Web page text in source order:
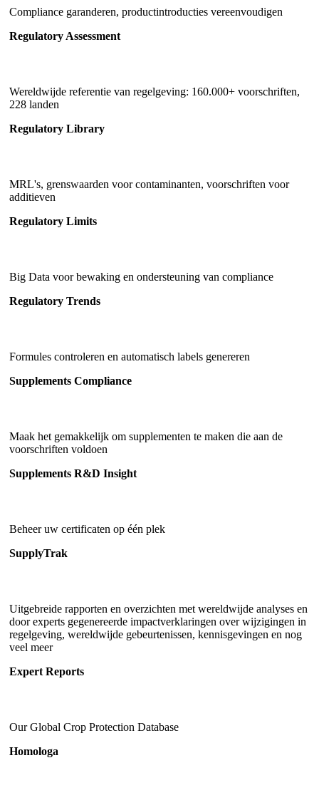
Compliance garanderen, productintroducties vereenvoudigen
Regulatory Assessment
Wereldwijde referentie van regelgeving: 160.000+ voorschriften,
228 landen
Regulatory Library
MRL's, grenswaarden voor contaminanten, voorschriften voor
additieven
Regulatory Limits
Big Data voor bewaking en ondersteuning van compliance
Regulatory Trends
Formules controleren en automatisch labels genereren
Supplements Compliance
Maak het gemakkelijk om supplementen te maken die aan de
voorschriften voldoen
Supplements R&D Insight
Beheer uw certificaten op één plek
SupplyTrak
Uitgebreide rapporten en overzichten met wereldwijde analyses en
door experts gegenereerde impactverklaringen over wijzigingen in
regelgeving, wereldwijde gebeurtenissen, kennisgevingen en nog
veel meer
Expert Reports
Our Global Crop Protection Database
Homologa